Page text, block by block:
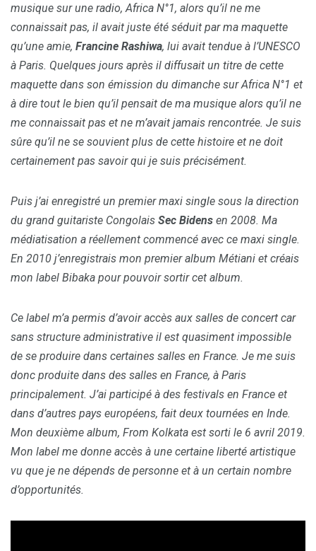
musique sur une radio, Africa N°1, alors qu’il ne me
connaissait pas, il avait juste été séduit par ma maquette
qu’une amie, Francine Rashiwa, lui avait tendue à l’UNESCO
à Paris. Quelques jours après il diffusait un titre de cette
maquette dans son émission du dimanche sur Africa N°1 et
à dire tout le bien qu’il pensait de ma musique alors qu’il ne
me connaissait pas et ne m’avait jamais rencontrée. Je suis
sûre qu’il ne se souvient plus de cette histoire et ne doit
certainement pas savoir qui je suis précisément.
Puis j’ai enregistré un premier maxi single sous la direction
du grand guitariste Congolais Sec Bidens en 2008. Ma
médiatisation a réellement commencé avec ce maxi single.
En 2010 j’enregistrais mon premier album Métiani et créais
mon label Bibaka pour pouvoir sortir cet album.
Ce label m’a permis d’avoir accès aux salles de concert car
sans structure administrative il est quasiment impossible
de se produire dans certaines salles en France. Je me suis
donc produite dans des salles en France, à Paris
principalement. J’ai participé à des festivals en France et
dans d’autres pays européens, fait deux tournées en Inde.
Mon deuxième album, From Kolkata est sorti le 6 avril 2019.
Mon label me donne accès à une certaine liberté artistique
vu que je ne dépends de personne et à un certain nombre
d’opportunités.